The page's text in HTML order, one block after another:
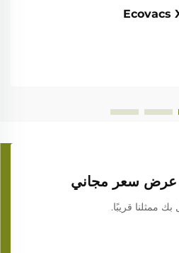
عرض سعر مجاني
ممثلنا قريبًا.